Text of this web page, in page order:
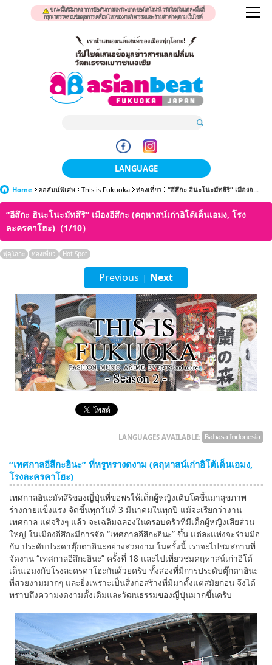
ขณะนี้ได้มีมาตราการป้องกันการแพร่ระบาดของโคโรน่าไวรัสใหม่ในแต่ละพื้นที่
กรุณาตรวจสอบข้อมูลการเคลื่อนไหวของงานกิจกรรมและร้านค้าต่างๆตามเว็บไซต์
LANGUAGE
日本語
한국어
簡体中文
繁體中文
English
ภาษาไทย
tiéng Viêt
Bahasa Indonesia
Home คอลัมน์พิเศษ This is Fukuoka ท่องเที่ยว “อีสึกะ ฮินะโนะมัทสึริ” เมืองอ...
“อีสึกะ ฮินะโนะมัทสึริ” เมืองอีสึกะ (คฤหาสน์เก่าอิโต้เด็นเอมง, โรง
ละครคาโฮะ)（1/10）
ฟุคุโอกะ ท่องเที่ยว Hot Spot
Previous | Next
LANGUAGES AVAILABLE:
“เทศกาลอีสึกะฮินะ” ที่หรูหรางดงาม (คฤหาสน์เก่าอิโต้เด็นเอมง,
โรงละครคาโฮะ)
เทศกาลฮินะมัทสึริของญี่ปุ่นที่ขอพรให้เด็กผู้หญิงเติบโตขึ้นมาสุขภาพ
ร่างกายแข็งแรง จัดขึ้นทุกวันที่ 3 มีนาคมในทุกปี แม้จะเรียกว่างาน
เทศกาล แต่จริงๆ แล้ว จะเฉลิมฉลองในครอบครัวที่มีเด็กผู้หญิงเสียส่วน
ใหญ่ ในเมืองอีสึกะมีการจัด “เทศกาลอีสึกะฮินะ” ขึ้น แต่ละแห่งจะร่วมมือ
กัน ประดับประดาตุ๊กตาฮินะอย่างสวยงาม ในครั้งนี้ เราจะไปชมสถานที่
จัดงาน “เทศกาลอีสึกะฮินะ” ครั้งที่ 18 และไปเที่ยวชมคฤหาสน์เก่าอิโต้
เด็นเอมงกับโรงละครคาโฮะกันด้วยครับ ทั้งสองที่มีการประดับตุ๊กตาฮินะ
ที่สวยงามมากๆ และยิ่งเพราะเป็นสิ่งก่อสร้างที่มีมาตั้งแต่สมัยก่อน จึงได้
ทราบถึงความงดงามดั้งเดิมและวัฒนธรรมของญี่ปุ่นมากขึ้นครับ